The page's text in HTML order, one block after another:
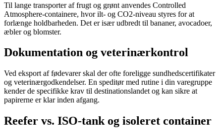
Til lange transporter af frugt og grønt anvendes Controlled
Atmosphere-containere, hvor ilt- og CO2-niveau styres for at
forlænge holdbarheden. Det er især udbredt til bananer, avocadoer,
æbler og blomster.
Dokumentation og veterinærkontrol
Ved eksport af fødevarer skal der ofte foreligge sundhedscertifikater
og veterinærgodkendelser. En speditør med rutine i din varegruppe
kender de specifikke krav til destinationslandet og kan sikre at
papirerne er klar inden afgang.
Reefer vs. ISO-tank og isoleret container